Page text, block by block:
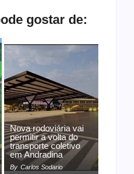
gostar de:
Nova rodoviária vai
permitir a volta do
transporte coletivo
em Andradina
By Carlos Sodario